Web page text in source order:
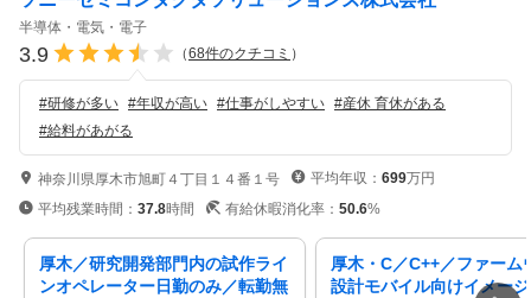
半導体・電気・電子
3.9 （68件のクチコミ ）
#研修が多い #年収が高い #仕事がしやすい #産休 育休がある
#給料があがる
神奈川県厚木市旭町４丁目１４番１号 平均年収： 699万円
平均残業時間： 37.8時間 有給休暇消化率： 50.6%
厚木／研究開発部門内の試作ライ
ンオペレーター日勤のみ／転勤無
厚木・C／C++／ファーム
設計モバイル向けイメー